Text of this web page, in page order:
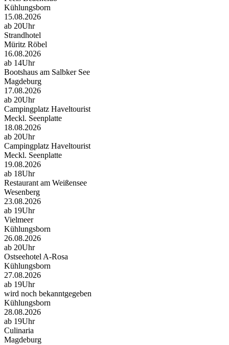
Kühlungsborn
15.08.2026
ab 20Uhr
Strandhotel
Müritz Röbel
16.08.2026
ab 14Uhr
Bootshaus am Salbker See
Magdeburg
17.08.2026
ab 20Uhr
Campingplatz Haveltourist
Meckl. Seenplatte
18.08.2026
ab 20Uhr
Campingplatz Haveltourist
Meckl. Seenplatte
19.08.2026
ab 18Uhr
Restaurant am Weißensee
Wesenberg
23.08.2026
ab 19Uhr
Vielmeer
Kühlungsborn
26.08.2026
ab 20Uhr
Ostseehotel A-Rosa
Kühlungsborn
27.08.2026
ab 19Uhr
wird noch bekanntgegeben
Kühlungsborn
28.08.2026
ab 19Uhr
Culinaria
Magdeburg